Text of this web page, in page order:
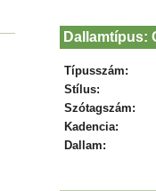
Dallamtípus:
Típusszám:
Stílus:
Szótagszám:
Kadencia:
Dallam: